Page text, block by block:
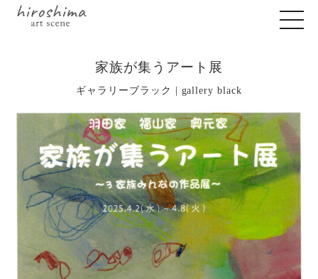
家族が集うアート展
ギャラリーブラック | gallery black